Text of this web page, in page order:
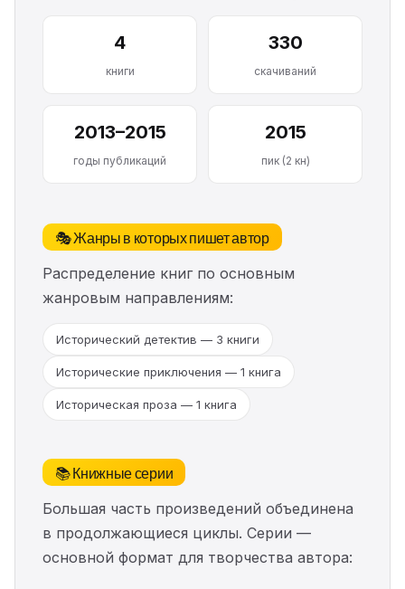
4
книги
330
скачиваний
2013–2015
годы публикаций
2015
пик (2 кн)
🎭 Жанры в которых пишет автор
Распределение книг по основным
жанровым направлениям:
Исторический детектив — 3 книги
Исторические приключения — 1 книга
Историческая проза — 1 книга
📚 Книжные серии
Большая часть произведений объединена
в продолжающиеся циклы. Серии —
основной формат для творчества автора: